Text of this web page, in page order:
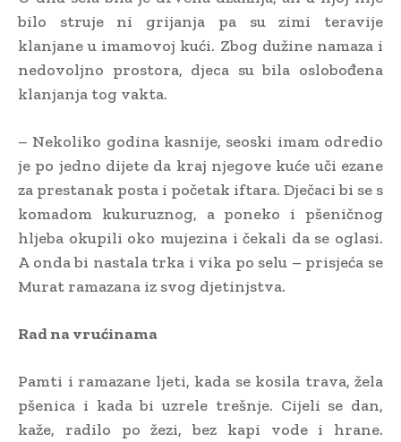
bilo struje ni grijanja pa su zimi teravije
klanjane u imamovoj kući. Zbog dužine namaza i
nedovoljno prostora, djeca su bila oslobođena
klanjanja tog vakta.
– Nekoliko godina kasnije, seoski imam odredio
je po jedno dijete da kraj njegove kuće uči ezane
za prestanak posta i početak iftara. Dječaci bi se s
komadom kukuruznog, a poneko i pšeničnog
hljeba okupili oko mujezina i čekali da se oglasi.
A onda bi nastala trka i vika po selu – prisjeća se
Murat ramazana iz svog djetinjstva.
Rad na vrućinama
Pamti i ramazane ljeti, kada se kosila trava, žela
pšenica i kada bi uzrele trešnje. Cijeli se dan,
kaže, radilo po žezi, bez kapi vode i hrane.